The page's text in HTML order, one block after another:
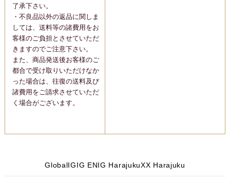
了承下さい。
・不良品以外の返品に関しま
しては、送料等の諸費用をお
客様のご負担とさせていただ
きますのでご注意下さい。
また、商品発送後お客様のご
都合で受け取りいただけなか
った場合は、往復の送料及び
諸費用をご請求させていただ
く場合がございます。
GlobalIGIG ENIG HarajukuXX Harajuku